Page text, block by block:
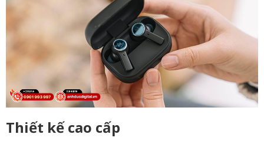
Thiết kế cao cấp